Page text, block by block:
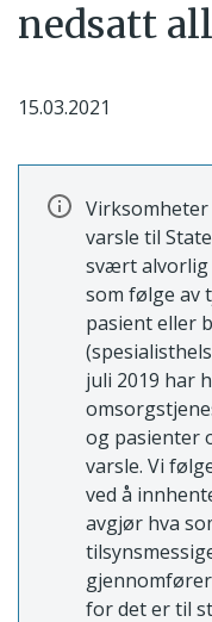
nedsatt
15.03.2021
varsle til
svært alvorlig
som følge av
pasient eller
juli 2019 har
og pasienter
varsle. Vi
ved å
avgjør hva
for det er til